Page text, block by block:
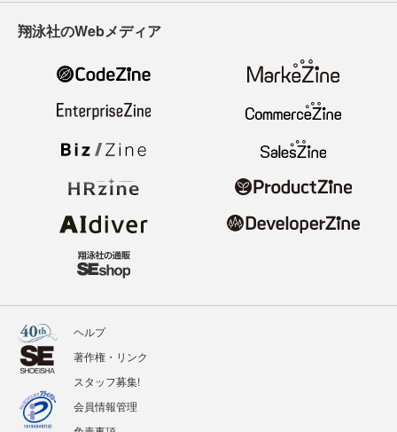
翔泳社のWebメディア
ヘルプ
著作権・リンク
スタッフ募集!
会員情報管理